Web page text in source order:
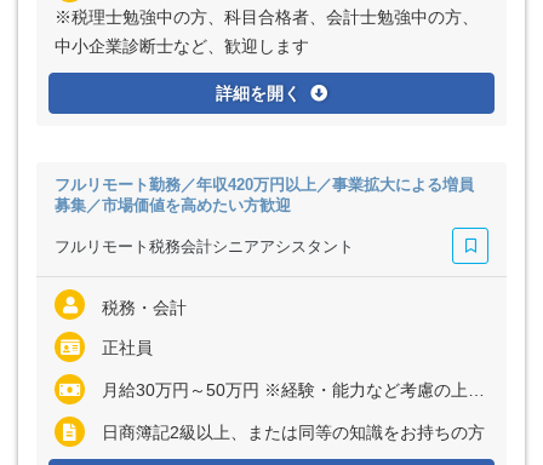
※税理士勉強中の方、科目合格者、会計士勉強中の方、
中小企業診断士など、歓迎します
詳細を開く
フルリモート勤務／年収420万円以上／事業拡大による増員
募集／市場価値を高めたい方歓迎
フルリモート税務会計シニアアシスタント
税務・会計
正社員
月給30万円～50万円 ※経験・能力など考慮の上、決定いたします ※上記に固定残業代（月20～40時間分＝3万8000円～11万2000円）を含む ※超過分は別途全額支給
日商簿記2級以上、または同等の知識をお持ちの方